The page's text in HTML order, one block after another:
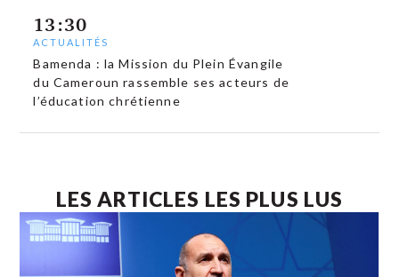
13:30
ACTUALITÉS
Bamenda : la Mission du Plein Évangile
du Cameroun rassemble ses acteurs de
l’éducation chrétienne
LES ARTICLES LES PLUS LUS